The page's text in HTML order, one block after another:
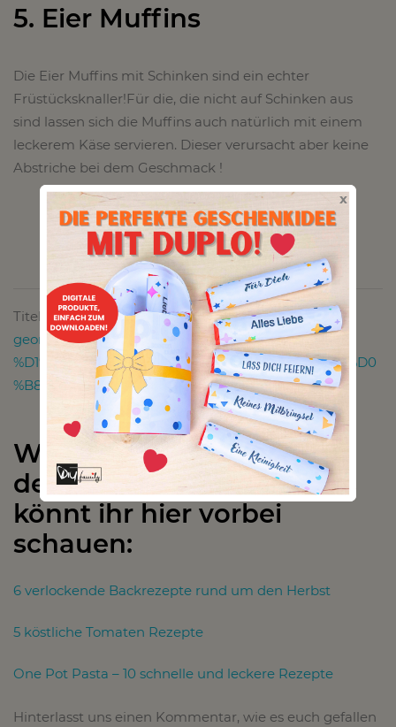
x
5. Eier Muffins
Die Eier Muffins mit Schinken sind ein echter
Früstücksknaller!Für die, die nicht auf Schinken aus
sind lassen sich die Muffins auch natürlich mit einem
leckerem Käse servieren. Dieser verursacht aber keine
Abstriche bei dem Geschmack !
Titelbild von Pixabay :https://pixabay.com/de/die-
georgische-r%C3%BChrei-
%D1%87%D0%B8%D1%80%D0%B1%D1%83%D0%BB%D0
%B8-2786311/
Wenn ihr noch mehr zu
dem Thema lesen wollt,
könnt ihr hier vorbei
schauen:
6 verlockende Backrezepte rund um den Herbst
5 köstliche Tomaten Rezepte
One Pot Pasta – 10 schnelle und leckere Rezepte
Hinterlasst uns einen Kommentar, wie es euch gefallen